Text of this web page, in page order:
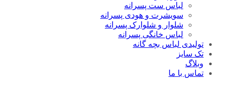
لباس ست پسرانه
سویشرت و هودی پسرانه
شلوار و شلوارک پسرانه
لباس خانگی پسرانه
تولیدی لباس بچه گانه
تک سایز
وبلاگ
تماس با ما